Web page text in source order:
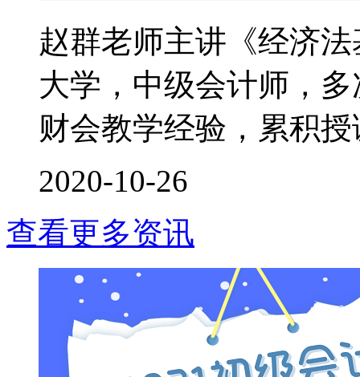
赵群老师主讲《经济
大学，中级会计师，
财会教学经验，累积
2020-10-26
查看更多资讯